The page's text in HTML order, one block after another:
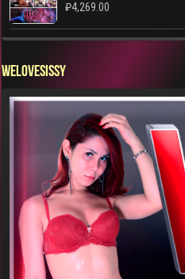
₽4,269.00
WELOVESISSY